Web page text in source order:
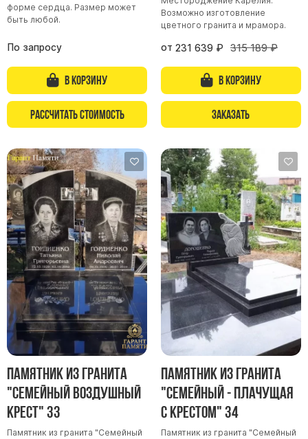
Цоколь из гранита
Столбы для ограды чугун
Ограды металл
Столы и лавки
Вазы полимерные
Подсвечники
Венки
Вазы из гранита
Скульптуры в полный рост
Скульптуры "Ангел" литиевые
Барельефы
Кресты
Голуби
Распятие
Скорбящие
Цветы
форме сердца. Размер может
быть любой.
По запросу
В корзину
Рассчитать стоимость
Возможно изготовление
цветного гранита и мрамора.
от 231 639 ₽ 315 189 ₽
В корзину
Заказать
Памятник из гранита
"Семейный воздушный
крест" 33
Памятник из гранита "Семейный
Памятник из гранита
"Семейный - Плачущая
с крестом" 34
Памятник из гранита "Семейный